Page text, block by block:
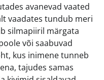
avanevad vaated
vaadates tundub meri
silmapiiril märgata
või saabuvad
kus inimene tunneb
tajudes samas